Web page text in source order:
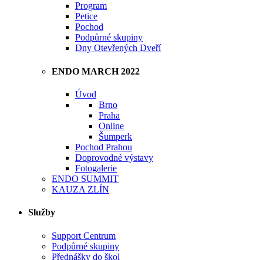
Program
Petice
Pochod
Podpůrné skupiny
Dny Otevřených Dveří
ENDO MARCH 2022
Úvod
Brno
Praha
Online
Šumperk
Pochod Prahou
Doprovodné výstavy
Fotogalerie
ENDO SUMMIT
KAUZA ZLÍN
Služby
Support Centrum
Podpůrné skupiny
Přednášky do škol